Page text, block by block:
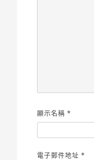
顯示名稱*
電子郵件地址*